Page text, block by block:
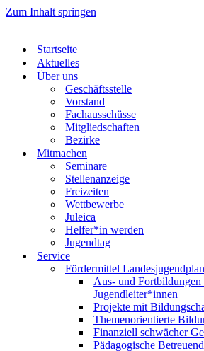
Zum Inhalt springen
Startseite
Aktuelles
Über uns
Geschäftsstelle
Vorstand
Fachausschüsse
Mitgliedschaften
Bezirke
Mitmachen
Seminare
Stellenanzeige
Freizeiten
Wettbewerbe
Juleica
Helfer*in werden
Jugendtag
Service
Fördermittel Landesjugendplan
Aus- und Fortbildungen
Jugendleiter*innen
Projekte mit
Themenorientierte
Finanziell schwächer
Pädagogische